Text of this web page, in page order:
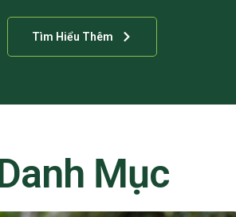
Tìm Hiểu Thêm
Mục